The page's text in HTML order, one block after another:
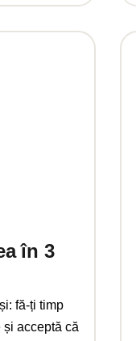
în 3
fă-ți timp
acceptă că